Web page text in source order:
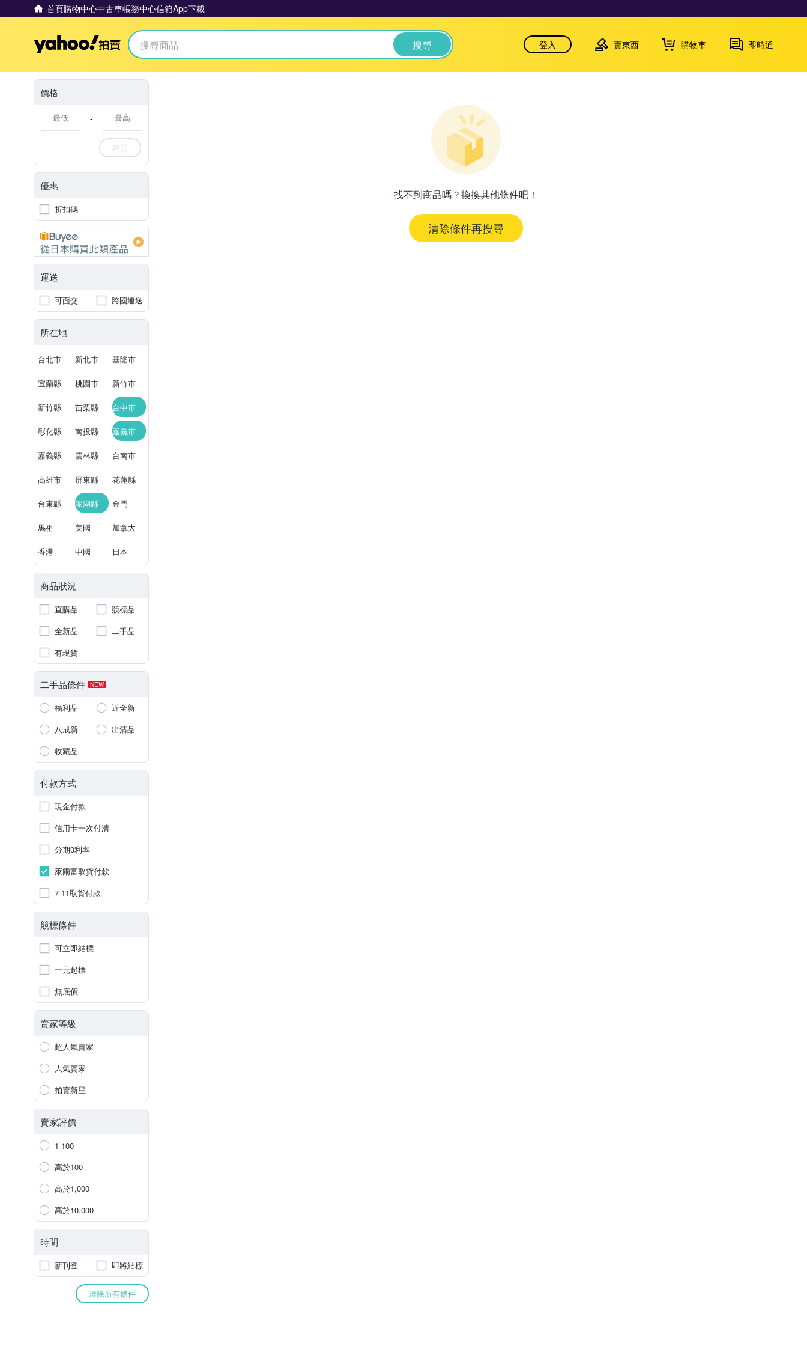
首頁購物中心中古車帳務中心信箱App下載
Yahoo拍賣 搜尋 登入 賣東西 購物車 即時通
價格
-
確定
優惠
折扣碼
運送
可面交 跨國運送
所在地
台北市 新北市 基隆市
宜蘭縣 桃園市 新竹市
新竹縣 苗栗縣 台中市
彰化縣 南投縣 嘉義市
嘉義縣 雲林縣 台南市
高雄市 屏東縣 花蓮縣
台東縣 澎湖縣 金門
馬祖 美國 加拿大
香港 中國 日本
商品狀況
直購品
競標品
全新品
二手品
有現貨
二手品條件 NEW
福利品
近全新
八成新
出清品
收藏品
付款方式
現金付款
信用卡一次付清
分期0利率
萊爾富取貨付款
7-11取貨付款
競標條件
可立即結標
一元起標
無底價
賣家等級
超人氣賣家
人氣賣家
拍賣新星
賣家評價
1-100
高於100
高於1,000
高於10,000
時間
新刊登 即將結標
清除所有條件
找不到商品嗎？換換其他條件吧！
清除條件再搜尋